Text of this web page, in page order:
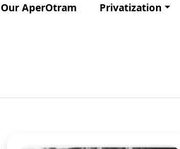
Our AperOtram Privatization